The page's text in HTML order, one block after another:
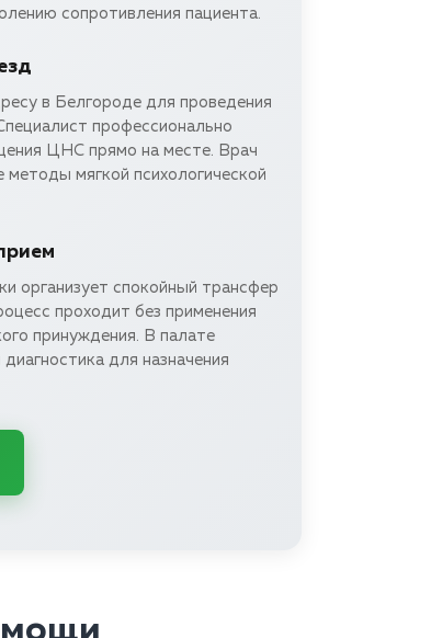
сопротивления пациента.
в Белгороде для проведения
профессионально
ЦНС прямо на месте. Врач
мягкой психологической
организует спокойный трансфер
проходит без применения
принуждения. В палате
для назначения